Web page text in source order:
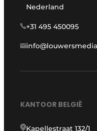
Nederland
+31 495 450095
KANTOOR BELGIË
Kapellestraat 132/1